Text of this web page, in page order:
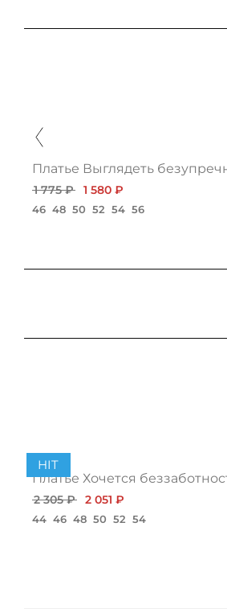
Платье Выглядеть
1 775 ₽ 1 580 ₽
46 48 50 52 54 56
HIT
Платье Хочется
2 305 ₽ 2 051 ₽
44 46 48 50 52 54